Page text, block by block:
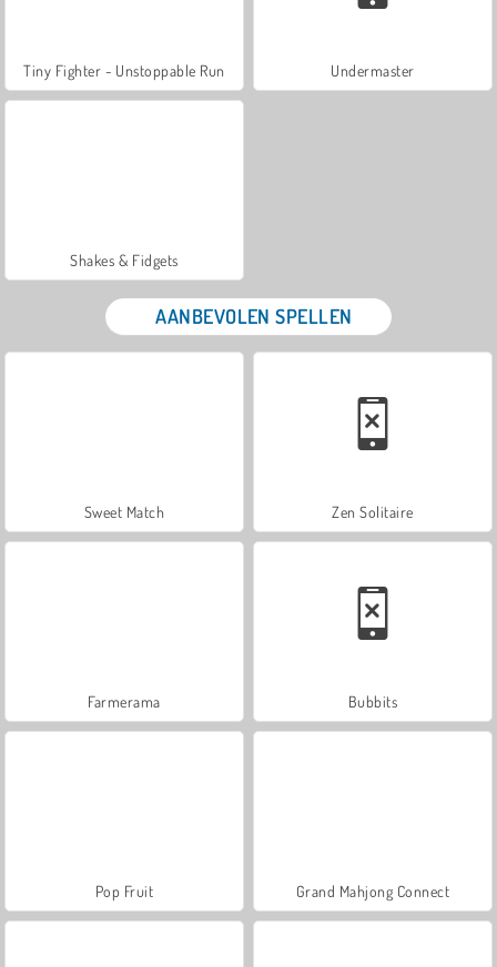
Tiny Fighter - Unstoppable Run Undermaster
Shakes & Fidgets
AANBEVOLEN SPELLEN
Sweet Match Zen Solitaire
Farmerama Bubbits
Pop Fruit Grand Mahjong Connect